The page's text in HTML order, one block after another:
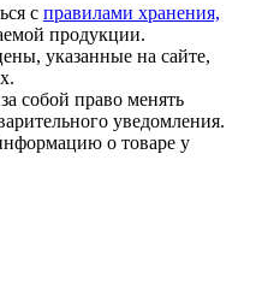
с правилами хранения,
продукции.
указанные на сайте,
собой право менять
уведомления.
о товаре у